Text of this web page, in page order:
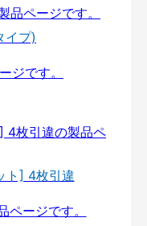
イプ)
ト] 4枚引違